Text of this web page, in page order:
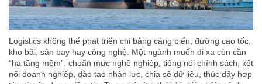
Logistics không thể phát triển chỉ bằng cảng biển, đường cao tốc,
kho bãi, sân bay hay công nghệ. Một ngành muốn đi xa còn cần
“hạ tầng mềm”: chuẩn mực nghề nghiệp, tiếng nói chính sách, kết
nối doanh nghiệp, đào tạo nhân lực, chia sẻ dữ liệu, thúc đẩy hợp